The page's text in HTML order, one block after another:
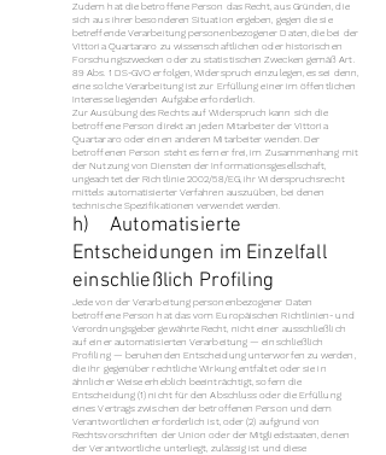
Zudem hat die betroffene Person das Recht, aus Gründen, die
sich aus ihrer besonderen Situation ergeben, gegen die sie
betreffende Verarbeitung personenbezogener Daten, die bei der
Vittoria Quartararo zu wissenschaftlichen oder historischen
Forschungszwecken oder zu statistischen Zwecken gemäß Art.
89 Abs. 1 DS-GVO erfolgen, Widerspruch einzulegen, es sei denn,
eine solche Verarbeitung ist zur Erfüllung einer im öffentlichen
Interesse liegenden Aufgabe erforderlich.
Zur Ausübung des Rechts auf Widerspruch kann sich die
betroffene Person direkt an jeden Mitarbeiter der Vittoria
Quartararo oder einen anderen Mitarbeiter wenden. Der
betroffenen Person steht es ferner frei, im Zusammenhang mit
der Nutzung von Diensten der Informationsgesellschaft,
ungeachtet der Richtlinie 2002/58/EG, ihr Widerspruchsrecht
mittels automatisierter Verfahren auszuüben, bei denen
technische Spezifikationen verwendet werden.
h) Automatisierte
Entscheidungen im Einzelfall
einschließlich Profiling
Jede von der Verarbeitung personenbezogener Daten
betroffene Person hat das vom Europäischen Richtlinien- und
Verordnungsgeber gewährte Recht, nicht einer ausschließlich
auf einer automatisierten Verarbeitung — einschließlich
Profiling — beruhenden Entscheidung unterworfen zu werden,
die ihr gegenüber rechtliche Wirkung entfaltet oder sie in
ähnlicher Weise erheblich beeinträchtigt, sofern die
Entscheidung (1) nicht für den Abschluss oder die Erfüllung
eines Vertrags zwischen der betroffenen Person und dem
Verantwortlichen erforderlich ist, oder (2) aufgrund von
Rechtsvorschriften der Union oder der Mitgliedstaaten, denen
der Verantwortliche unterliegt, zulässig ist und diese